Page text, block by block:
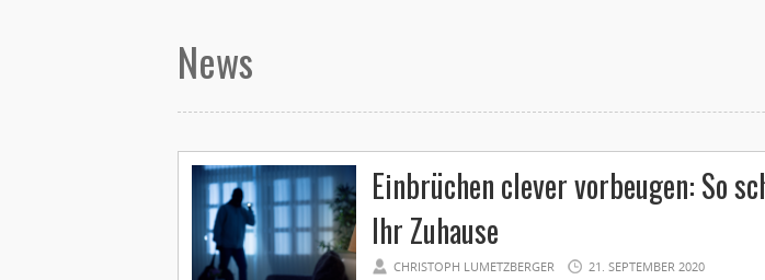
News
Einbrüchen clever vorbeugen: So
Ihr Zuhause
CHRISTOPH LUMETZBERGER 21. SEPTEMBER 2020